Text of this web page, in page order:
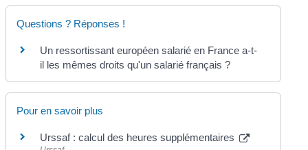
Questions ? Réponses !
Un ressortissant européen salarié en France a-t-
il les mêmes droits qu'un salarié français ?
Pour en savoir plus
Urssaf : calcul des heures supplémentaires